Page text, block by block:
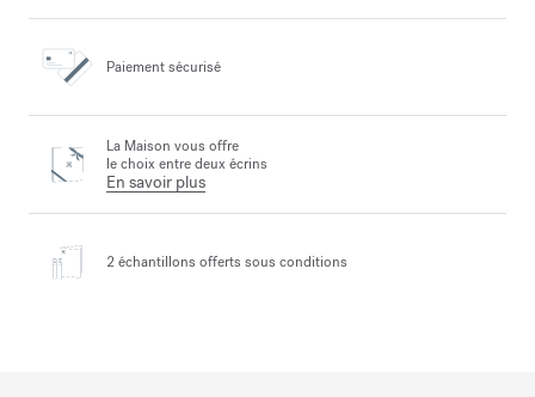
Paiement sécurisé
La Maison vous offre
le choix entre deux écrins
En savoir plus
2 échantillons offerts sous conditions